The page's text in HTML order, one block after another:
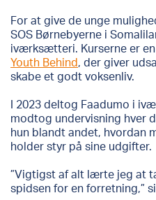
For atgive de unge
SOS Børnebyerne i
iværksætteri. Kurserne er
Youth Behind, der giver
skabe et godt voksenliv.
I 2023 deltog Faadumo i
modtog undervisning hver
hun blandt andet, hvordan
holder styr på sine udgifter.
”Vigtigst af alt lærte jeg at
spidsen for en forretning,”